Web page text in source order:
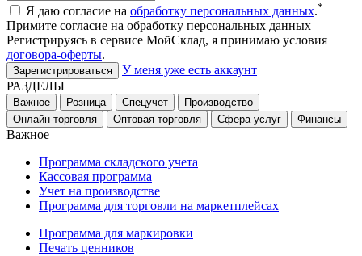
Я даю согласие на обработку персональных данных.*
Примите согласие на обработку персональных данных
Регистрируясь в сервисе МойСклад, я принимаю условия
договора-оферты.
Зарегистрироваться
У меня уже есть аккаунт
РАЗДЕЛЫ
Важное Розница Спецучет
Производство
Онлайн-торговля
Оптовая торговля Сфера услуг Финансы
Важное
Программа складского учета
Кассовая программа
Учет на производстве
Программа для торговли на маркетплейсах
Программа для маркировки
Печать ценников